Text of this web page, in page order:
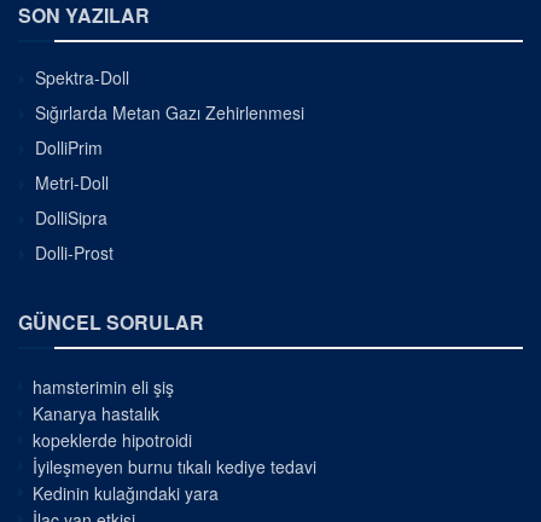
SON YAZILAR
Spektra-Doll
Sığırlarda Metan Gazı Zehirlenmesi
DolliPrim
Metri-Doll
DolliSipra
Dolli-Prost
GÜNCEL SORULAR
hamsterimin eli şiş
Kanarya hastalık
kopeklerde hipotroidi
İyileşmeyen burnu tıkalı kediye tedavi
Kedinin kulağındaki yara